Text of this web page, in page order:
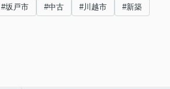
#坂戸市 #中古 #川越市 #新築